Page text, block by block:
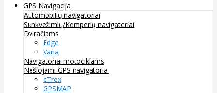
GPS Navigacija
Automobilių navigatoriai
Sunkvežimių/Kemperių navigatoriai
Dviračiams
Edge
Varia
Navigatoriai motociklams
Nešiojami GPS navigatoriai
eTrex
GPSMAP